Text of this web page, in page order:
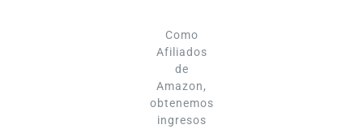
Como
Afiliados
de
Amazon,
obtenemos
ingresos